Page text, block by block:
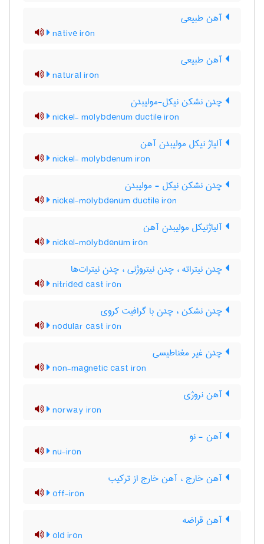
آهن طبیعی
native iron
آهن طبیعی
natural iron
چدن نشکن نیکل-مولیبدن
nickel- molybdenum ductile iron
آلیاژ نیکل مولیبدن آهن
nickel- molybdenum iron
چدن نشکن نیکل - مولیبدن
nickel-molybdenum ductile iron
آلیاژنیکل مولیبدن آهن
nickel-molybdenum iron
چدن نیتراته ، چدن نیتروژنی ، چدن نیترات‌ها
nitrided cast iron
چدن نشکن ، چدن با گرافیت کروی
nodular cast iron
چدن غیر مغناطیسی
non-magnetic cast iron
آهن نروژی
norway iron
آهن - نو
nu-iron
آهن خارج ، آهن خارج از ترکیب
off-iron
آهن قراضه
old iron